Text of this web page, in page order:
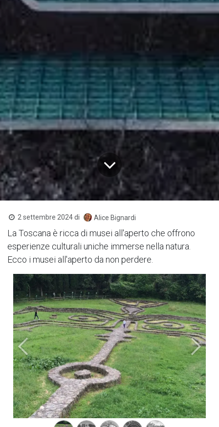
2 settembre 2024di Alice Bignardi
La Toscana è ricca di musei all'aperto che offrono
esperienze culturali uniche immerse nella natura.
Ecco i musei all'aperto da non perdere.
Precedente